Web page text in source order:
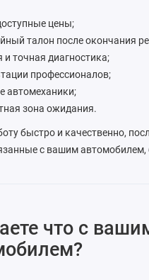
цены;
талон после окончания
и точная диагностика;
профессионалов;
автомеханики;
зона ожидания.
быстро и качественно,
с вашим автомобилем,
что с